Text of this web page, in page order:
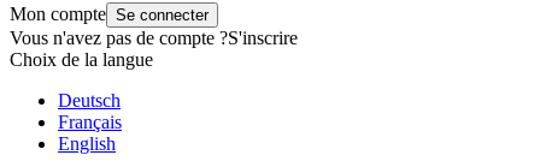
Mon compte Se connecter
Vous n'avez pas de compte ?S'inscrire
Choix de la langue
Deutsch
Français
English